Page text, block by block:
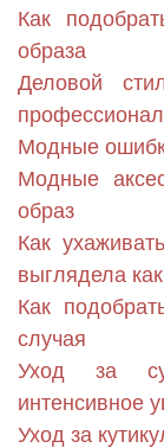
Как
образа
Деловой
Модные
Модные
образ
Как
выглядела
Как
случая
Уход за
интенсивное
Уход за